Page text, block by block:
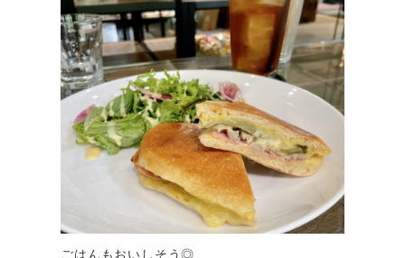
ごはんもおいしそう◎